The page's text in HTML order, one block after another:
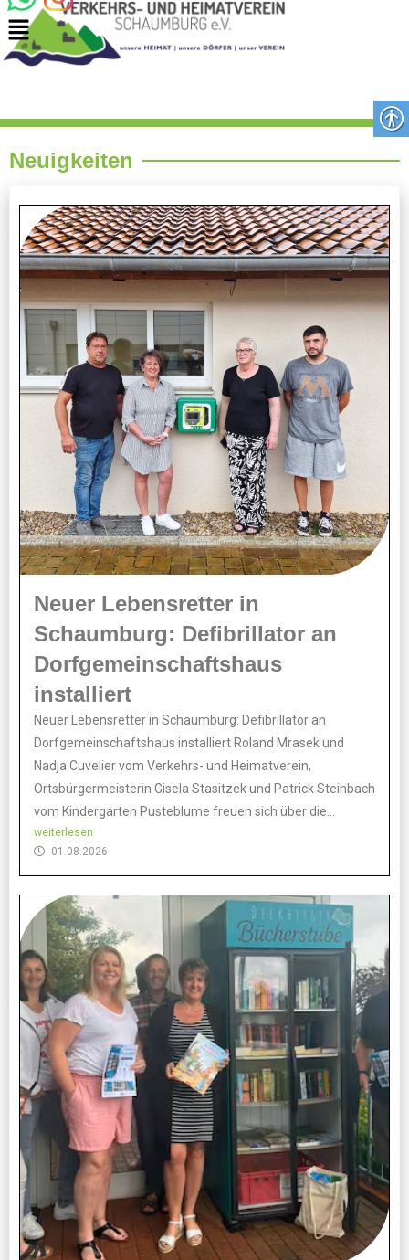
Neuigkeiten
Neuer Lebensretter in
Schaumburg: Defibrillator an
Dorfgemeinschaftshaus
installiert
Neuer Lebensretter in Schaumburg: Defibrillator an
Dorfgemeinschaftshaus installiert Roland Mrasek und
Nadja Cuvelier vom Verkehrs- und Heimatverein,
Ortsbürgermeisterin Gisela Stasitzek und Patrick Steinbach
vom Kindergarten Pusteblume freuen sich über die...
weiterlesen
01.08.2026